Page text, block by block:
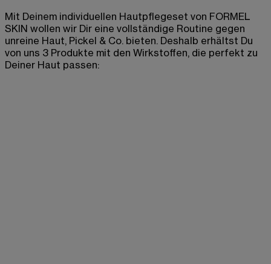
Mit Deinem individuellen Hautpflegeset von FORMEL
SKIN wollen wir Dir eine vollständige Routine gegen
unreine Haut, Pickel & Co. bieten. Deshalb erhältst Du
von uns 3 Produkte mit den Wirkstoffen, die perfekt zu
Deiner Haut passen: